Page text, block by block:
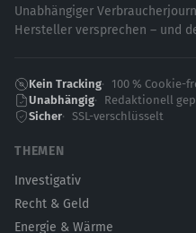
Unabhängiger
Hersteller versprechen – und
Kein Tracking
100 % Cookie-
Unabhängig
Redaktionell
Sicher
SSL-verschlüsselt
THEMEN
Investigativ
Recht & Geld
Energie & Wärme